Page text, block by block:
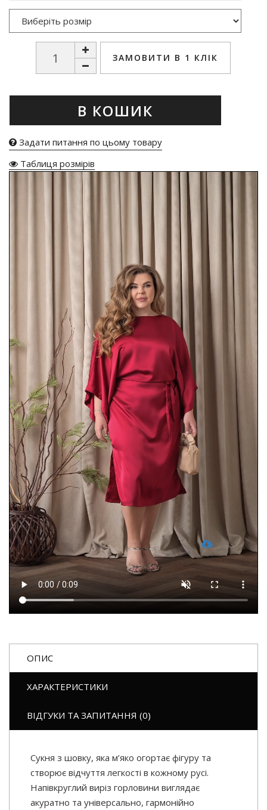
ЗАМОВИТИ В 1 КЛІК
В КОШИК
Задати питання по цьому товару
Таблиця розмірів
ОПИС
ХАРАКТЕРИСТИКИ
ВІДГУКИ ТА ЗАПИТАННЯ (0)
Сукня з шовку, яка м’яко огортає фігуру та
створює відчуття легкості в кожному русі.
Напівкруглий виріз горловини виглядає
акуратно та універсально, гармонійно